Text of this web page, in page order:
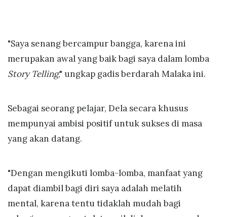
"Saya senang bercampur bangga, karena ini
merupakan awal yang baik bagi saya dalam lomba
Story Telling," ungkap gadis berdarah Malaka ini.
Sebagai seorang pelajar, Dela secara khusus
mempunyai ambisi positif untuk sukses di masa
yang akan datang.
"Dengan mengikuti lomba-lomba, manfaat yang
dapat diambil bagi diri saya adalah melatih
mental, karena tentu tidaklah mudah bagi